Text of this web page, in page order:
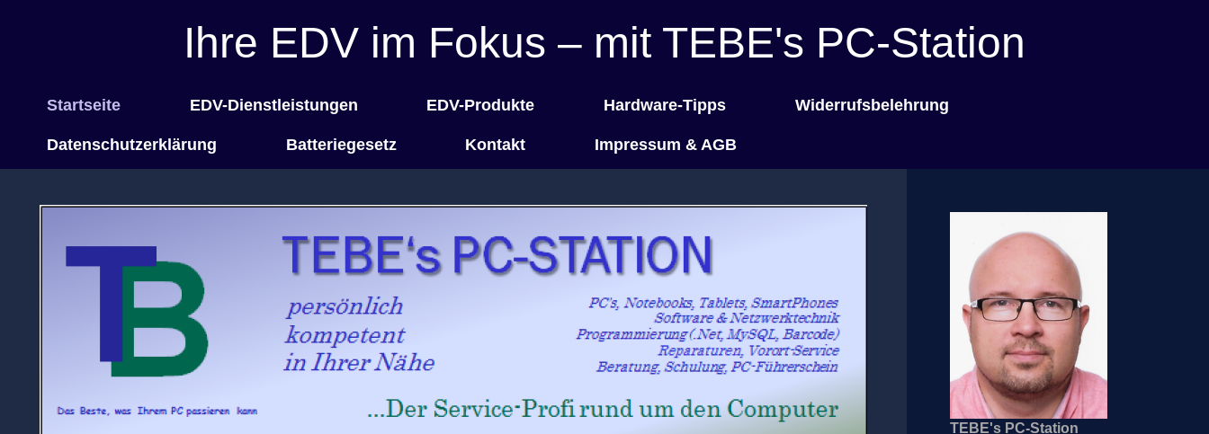
Ihre EDV im Fokus – mit TEBE's PC-Station
Startseite EDV-Dienstleistungen EDV-Produkte Hardware-Tipps Widerrufsbelehrung
Datenschutzerklärung Batteriegesetz Kontakt Impressum & AGB
TEBE's PC-Station